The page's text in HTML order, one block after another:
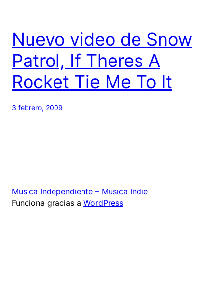
Nuevo video de Snow
Patrol, If Theres A
Rocket Tie Me To It
3 febrero, 2009
Musica Independiente – Musica Indie
Funciona gracias a WordPress